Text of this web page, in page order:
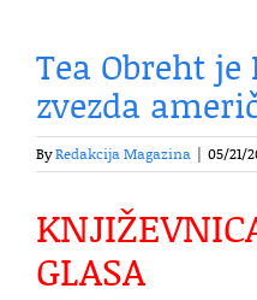
Tea Obreht
zvezda
ByRedakcija Magazina 05/21/
GLASA